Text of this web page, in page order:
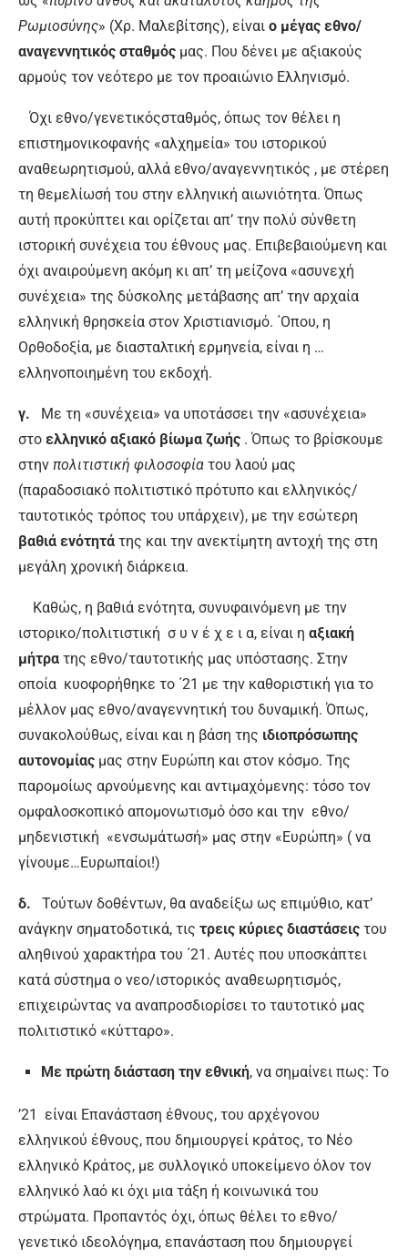
Ρωμιοσύνης» (Χρ. Μαλεβίτσης), είναι ο μέγας εθνο/
αναγεννητικός σταθμός μας. Που δένει με αξιακούς
αρμούς τον νεότερο με τον προαιώνιο Ελληνισμό.
Όχι εθνο/γενετικόςσταθμός, όπως τον θέλει η
επιστημονικοφανής «αλχημεία» του ιστορικού
αναθεωρητισμού, αλλά εθνο/αναγεννητικός , με στέρεη
τη θεμελίωσή του στην ελληνική αιωνιότητα. Όπως
αυτή προκύπτει και ορίζεται απ’ την πολύ σύνθετη
ιστορική συνέχεια του έθνους μας. Επιβεβαιούμενη και
όχι αναιρούμενη ακόμη κι απ’ τη μείζονα «ασυνεχή
συνέχεια» της δύσκολης μετάβασης απ’ την αρχαία
ελληνική θρησκεία στον Χριστιανισμό. ΄Οπου, η
Ορθοδοξία, με διασταλτική ερμηνεία, είναι η …
ελληνοποιημένη του εκδοχή.
γ. Με τη «συνέχεια» να υποτάσσει την «ασυνέχεια»
στο ελληνικό αξιακό βίωμα ζωής . Όπως το βρίσκουμε
στην πολιτιστική φιλοσοφία του λαού μας
(παραδοσιακό πολιτιστικό πρότυπο και ελληνικός/
ταυτοτικός τρόπος του υπάρχειν), με την εσώτερη
βαθιά ενότητά της και την ανεκτίμητη αντοχή της στη
μεγάλη χρονική διάρκεια.
Καθώς, η βαθιά ενότητα, συνυφαινόμενη με την
ιστορικο/πολιτιστική σ υ ν έ χ ε ι α, είναι η αξιακή
μήτρα της εθνο/ταυτοτικής μας υπόστασης. Στην
οποία κυοφορήθηκε το ΄21 με την καθοριστική για το
μέλλον μας εθνο/αναγεννητική του δυναμική. Όπως,
συνακολούθως, είναι και η βάση της ιδιοπρόσωπης
αυτονομίας μας στην Ευρώπη και στον κόσμο. Της
παρομοίως αρνούμενης και αντιμαχόμενης: τόσο τον
ομφαλοσκοπικό απομονωτισμό όσο και την εθνο/
μηδενιστική «ενσωμάτωσή» μας στην «Ευρώπη» ( να
γίνουμε…Ευρωπαίοι!)
δ. Τούτων δοθέντων, θα αναδείξω ως επιμύθιο, κατ’
ανάγκην σηματοδοτικά, τις τρεις κύριες διαστάσεις του
αληθινού χαρακτήρα του ΄21. Αυτές που υποσκάπτει
κατά σύστημα ο νεο/ιστορικός αναθεωρητισμός,
επιχειρώντας να αναπροσδιορίσει το ταυτοτικό μας
πολιτιστικό «κύτταρο».
Με πρώτη διάσταση την εθνική, να σημαίνει πως: Το
’21 είναι Επανάσταση έθνους, του αρχέγονου
ελληνικού έθνους, που δημιουργεί κράτος, το Νέο
ελληνικό Κράτος, με συλλογικό υποκείμενο όλον τον
ελληνικό λαό κι όχι μια τάξη ή κοινωνικά του
στρώματα. Προπαντός όχι, όπως θέλει το εθνο/
γενετικό ιδεολόγημα, επανάσταση που δημιουργεί